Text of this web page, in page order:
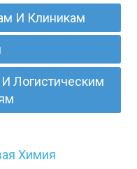
И Клиникам
Логистическим
Химия